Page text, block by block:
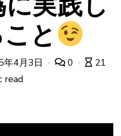
と
年4月3日 0
21
read